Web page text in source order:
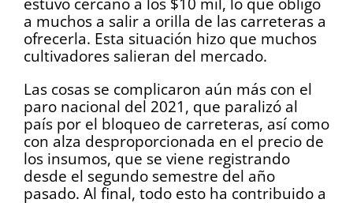
a muchos a salir a orilla de las carreteras a
ofrecerla. Esta situación hizo que muchos
cultivadores salieran del mercado.
Las cosas se complicaron aún más con el
paro nacional del 2021, que paralizó al
país por el bloqueo de carreteras, así como
con alza desproporcionada en el precio de
los insumos, que se viene registrando
desde el segundo semestre del año
pasado. Al final, todo esto ha contribuido a